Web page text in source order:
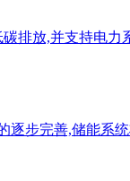
排放,并支持电
逐步完善,储能系